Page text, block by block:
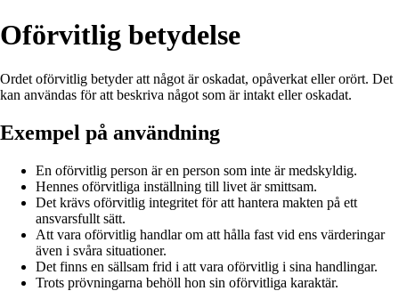
Oförvitlig betydelse
Ordet oförvitlig betyder att något är oskadat, opåverkat eller orört. Det
kan användas för att beskriva något som är intakt eller oskadat.
Exempel på användning
En oförvitlig person är en person som inte är medskyldig.
Hennes oförvitliga inställning till livet är smittsam.
Det krävs oförvitlig integritet för att hantera makten på ett
ansvarsfullt sätt.
Att vara oförvitlig handlar om att hålla fast vid ens värderingar
även i svåra situationer.
Det finns en sällsam frid i att vara oförvitlig i sina handlingar.
Trots prövningarna behöll hon sin oförvitliga karaktär.